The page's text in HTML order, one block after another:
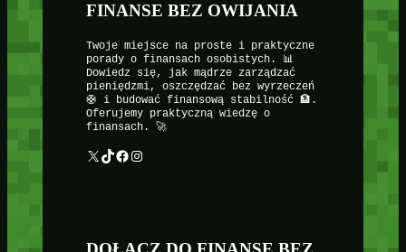
FINANSE BEZ OWIJANIA
Twoje miejsce na proste i praktyczne
porady o finansach osobistych. 📊
Dowiedz się, jak mądrze zarządzać
pieniędzmi, oszczędzać bez wyrzeczeń
🛟 i budować finansową stabilność 🏦.
Oferujemy praktyczną wiedzę o
finansach. 🚀
X TikTok Facebook Instagram